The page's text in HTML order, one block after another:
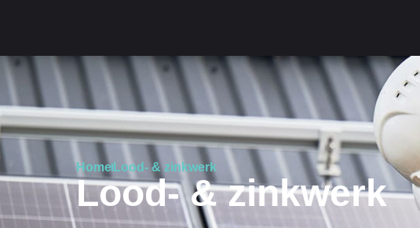
Home Lood- & zinkwerk
Lood- & zinkwerk